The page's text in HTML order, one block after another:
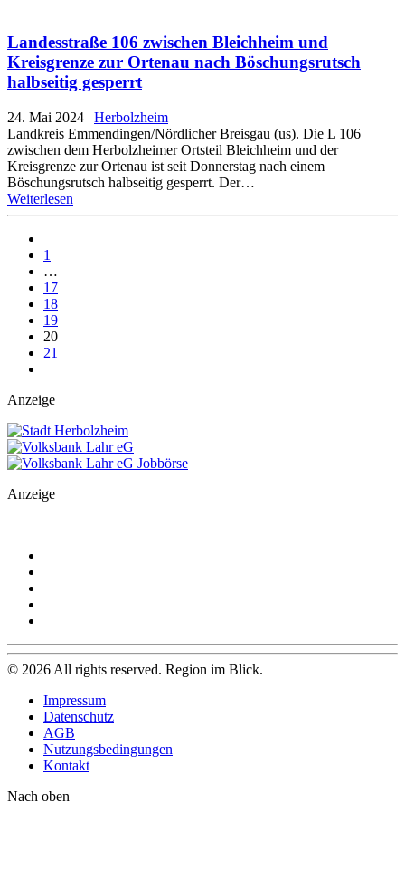
Landesstraße 106 zwischen Bleichheim und
Kreisgrenze zur Ortenau nach Böschungsrutsch
halbseitig gesperrt
24. Mai 2024 | Herbolzheim
Landkreis Emmendingen/Nördlicher Breisgau (us). Die L 106
zwischen dem Herbolzheimer Ortsteil Bleichheim und der
Kreisgrenze zur Ortenau ist seit Donnerstag nach einem
Böschungsrutsch halbseitig gesperrt. Der…
Weiterlesen
1
…
17
18
19
20
21
Anzeige
Anzeige
© 2026 All rights reserved. Region im Blick.
Impressum
Datenschutz
AGB
Nutzungsbedingungen
Kontakt
Nach oben